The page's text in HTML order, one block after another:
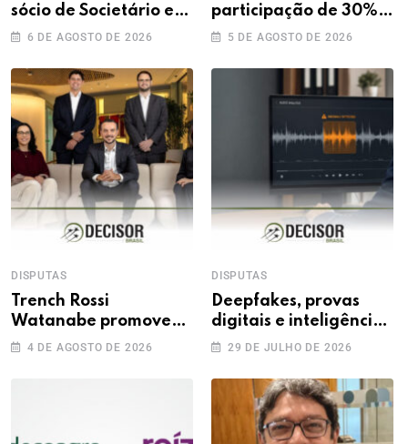
sócio de Societário e
M&A
6 DE AGOSTO DE 2026
participação de 30%
na Treecorp
5 DE AGOSTO DE 2026
DISPUTAS
Trench Rossi
Watanabe promove
sete advogados a
4 DE AGOSTO DE 2026
DISPUTAS
Deepfakes, provas
digitais e inteligência
artificial: novos
da prova trabalhista
29 DE JULHO DE 2026